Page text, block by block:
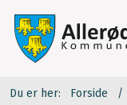
Du er her: Forside